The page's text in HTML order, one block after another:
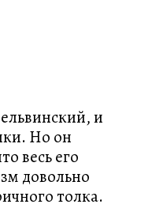
и
Но он
весь его
довольно
толка.